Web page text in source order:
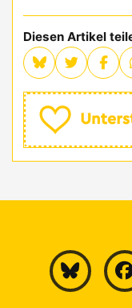
Diesen Artikel